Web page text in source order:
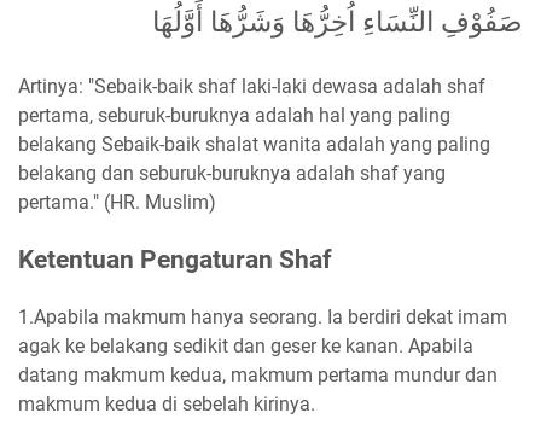
صَفُوْفِ النِّسَاءِ اُخِرُّهَا وَشَرُّهَا أَوَّلُهَا
Artinya: "Sebaik-baik shaf laki-laki dewasa adalah shaf
pertama, seburuk-buruknya adalah hal yang paling
belakang Sebaik-baik shalat wanita adalah yang paling
belakang dan seburuk-buruknya adalah shaf yang
pertama." (HR. Muslim)
Ketentuan Pengaturan Shaf
1.Apabila makmum hanya seorang. Ia berdiri dekat imam
agak ke belakang sedikit dan geser ke kanan. Apabila
datang makmum kedua, makmum pertama mundur dan
makmum kedua di sebelah kirinya.